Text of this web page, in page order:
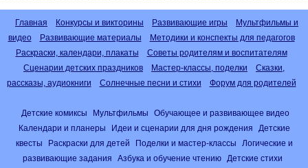
Главная Конкурсы и викторины Развивающие игры
Мультфильмы и
видео
Развивающие материалы
Методики и конспекты для педагогов
Раскраски, календари, плакаты
Советы родителям и воспитателям
Сценарии детских праздников
Мастер-классы, поделки
Сказки,
рассказы, аудиокниги
Солнечные песни и стихи Форум для родителей
Детские комиксы Мультфильмы
Обучающее и развивающее видео
Календари и планеры
Идеи и сценарии для дня рождения
Детские
квесты
Раскраски для детей Поделки и мастер-классы
Логические и
развивающие задания
Азбука и обучение чтению
Детские стихи